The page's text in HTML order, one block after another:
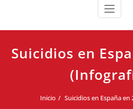
Suicidios en
Inicio Suicidios en España